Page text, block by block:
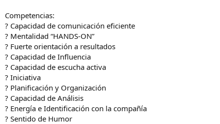
Competencias:
? Capacidad de comunicación eficiente
? Mentalidad “HANDS-ON”
? Fuerte orientación a resultados
? Capacidad de Influencia
? Capacidad de escucha activa
? Iniciativa
? Planificación y Organización
? Capacidad de Análisis
? Energía e Identificación con la compañía
? Sentido de Humor